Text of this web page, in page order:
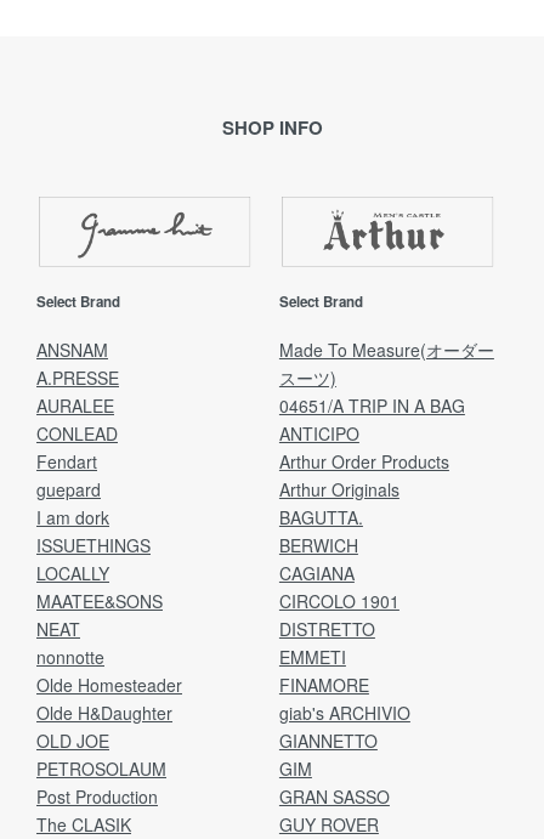
SHOP INFO
Select Brand
ANSNAM
A.PRESSE
AURALEE
CONLEAD
Fendart
guepard
I am dork
ISSUETHINGS
LOCALLY
MAATEE&SONS
NEAT
nonnotte
Olde Homesteader
Olde H&Daughter
OLD JOE
PETROSOLAUM
Post Production
The CLASIK
Select Brand
Made To Measure(オーダー
スーツ)
04651/A TRIP IN A BAG
ANTICIPO
Arthur Order Products
Arthur Originals
BAGUTTA.
BERWICH
CAGIANA
CIRCOLO 1901
DISTRETTO
EMMETI
FINAMORE
giab's ARCHIVIO
GIANNETTO
GIM
GRAN SASSO
GUY ROVER